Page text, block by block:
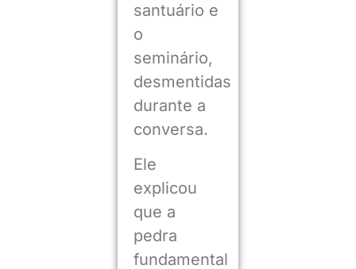
santuário e
o
seminário,
desmentidas
durante a
conversa.
Ele
explicou
que a
pedra
fundamental